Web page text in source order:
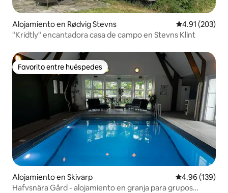
Alojamiento en Rødvig Stevns Calificación
4.91 (203)
"Kridtly" encantadora casa de campo en Stevns Klint
Favorito entre huéspedes
Favorito entre huéspedes
Alojamiento en Skivarp Calificación
4.96 (139)
Hafvsnära Gård - alojamiento en granja para grupos